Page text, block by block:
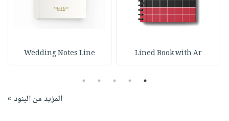
Lined Book with Ar
Wedding Notes Line
1
2
3
4
5
المزيد من البنود »